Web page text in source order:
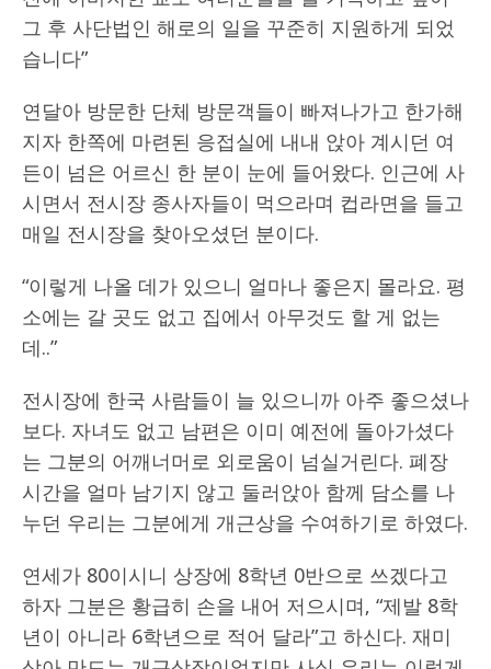
그 후 사단법인 해로의 일을 꾸준히 지원하게 되었
습니다”
연달아 방문한 단체 방문객들이 빠져나가고 한가해
지자 한쪽에 마련된 응접실에 내내 앉아 계시던 여
든이 넘은 어르신 한 분이 눈에 들어왔다. 인근에 사
시면서 전시장 종사자들이 먹으라며 컵라면을 들고
매일 전시장을 찾아오셨던 분이다.
“이렇게 나올 데가 있으니 얼마나 좋은지 몰라요. 평
소에는 갈 곳도 없고 집에서 아무것도 할 게 없는
데..”
전시장에 한국 사람들이 늘 있으니까 아주 좋으셨나
보다. 자녀도 없고 남편은 이미 예전에 돌아가셨다
는 그분의 어깨너머로 외로움이 넘실거린다. 폐장
시간을 얼마 남기지 않고 둘러앉아 함께 담소를 나
누던 우리는 그분에게 개근상을 수여하기로 하였다.
연세가 80이시니 상장에 8학년 0반으로 쓰겠다고
하자 그분은 황급히 손을 내어 저으시며‚ “제발 8학
년이 아니라 6학년으로 적어 달라”고 하신다. 재미